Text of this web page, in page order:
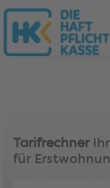
Tarifrechner
für